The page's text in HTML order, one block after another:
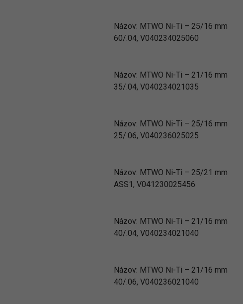
Názov: MTWO Ni-Ti – 25/16 mm
60/.04, V040234025060
Názov: MTWO Ni-Ti – 21/16 mm
35/.04, V040234021035
Názov: MTWO Ni-Ti – 25/16 mm
25/.06, V040236025025
Názov: MTWO Ni-Ti – 25/21 mm
ASS1, V041230025456
Názov: MTWO Ni-Ti – 21/16 mm
40/.04, V040234021040
Názov: MTWO Ni-Ti – 21/16 mm
40/.06, V040236021040